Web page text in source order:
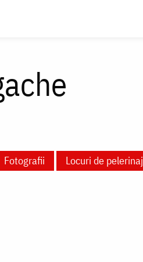
Fotografii Locuri de pelerinaj